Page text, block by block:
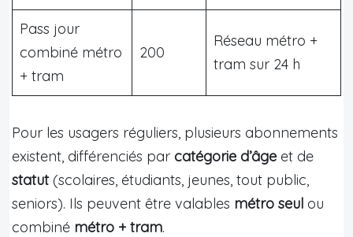
Pass jour
combiné métro
+ tram
200
Réseau métro +
tram sur 24 h
Pour les usagers réguliers, plusieurs abonnements
existent, différenciés par catégorie d’âge et de
statut(scolaires, étudiants, jeunes, tout public,
seniors). Ils peuvent être valables métro seul ou
combiné métro + tram.